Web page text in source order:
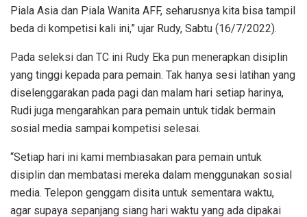
Piala Asia dan Piala Wanita AFF, seharusnya kita bisa tampil
beda di kompetisi kali ini,” ujar Rudy, Sabtu (16/7/2022).
Pada seleksi dan TC ini Rudy Eka pun menerapkan disiplin
yang tinggi kepada para pemain. Tak hanya sesi latihan yang
diselenggarakan pada pagi dan malam hari setiap harinya,
Rudi juga mengarahkan para pemain untuk tidak bermain
sosial media sampai kompetisi selesai.
“Setiap hari ini kami membiasakan para pemain untuk
disiplin dan membatasi mereka dalam menggunakan sosial
media. Telepon genggam disita untuk sementara waktu,
agar supaya sepanjang siang hari waktu yang ada dipakai